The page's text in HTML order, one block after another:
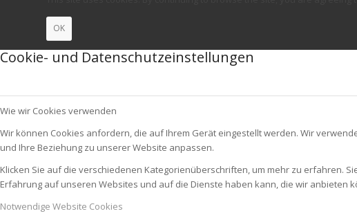
OK
Cookie- und Datenschutzeinstellungen
Wie wir Cookies verwenden
Wir können Cookies anfordern, die auf Ihrem Gerät eingestellt werden. Wir
und Ihre Beziehung zu unserer Website anpassen.
Klicken Sie auf die verschiedenen Kategorienüberschriften, um mehr zu erfahren.
Erfahrung auf unseren Websites und auf die Dienste haben kann, die wir anbieten
Notwendige Website Cookies